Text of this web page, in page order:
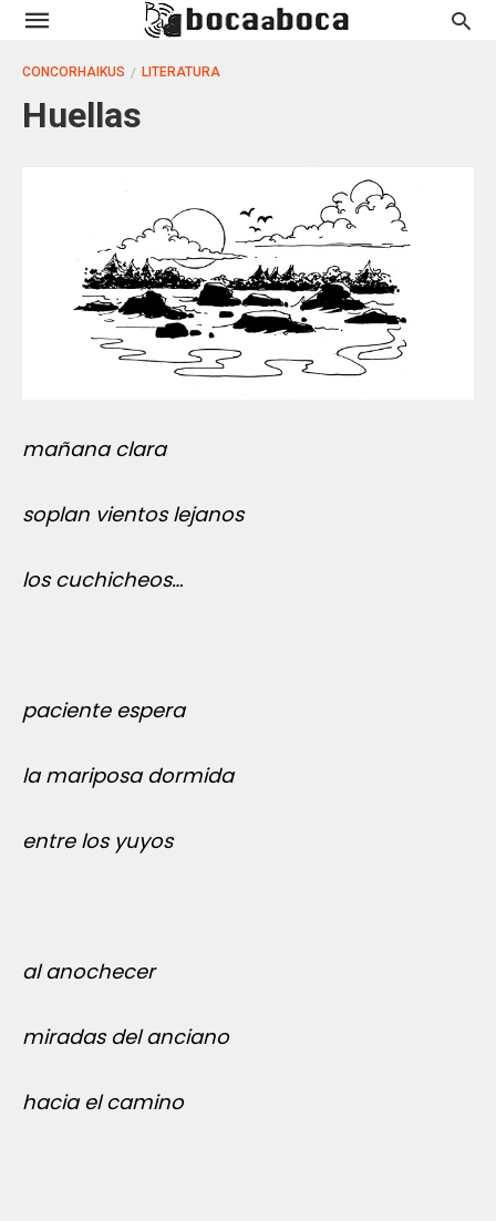
CONCORHAIKUS LITERATURA
Huellas
mañana clara
soplan vientos lejanos
los cuchicheos…
paciente espera
la mariposa dormida
entre los yuyos
al anochecer
miradas del anciano
hacia el camino